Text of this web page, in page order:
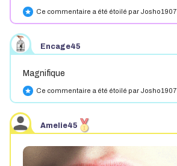
star Ce commentaire a été étoilé par Josho1907
Encage45
Magnifique
star Ce commentaire a été étoilé par Josho1907
Amelie45